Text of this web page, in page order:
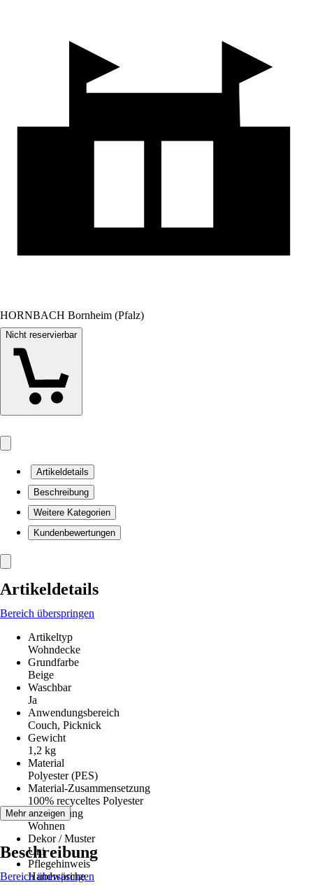
HORNBACH Bornheim (Pfalz)
Nicht reservierbar
Artikeldetails
Beschreibung
Weitere Kategorien
Kundenbewertungen
Artikeldetails
Bereich überspringen
Artikeltyp
Wohndecke
Grundfarbe
Beige
Waschbar
Ja
Anwendungsbereich
Couch, Picknick
Gewicht
1,2 kg
Material
Polyester (PES)
Material-Zusammensetzung
100% recyceltes Polyester
Anwendung
Wohnen
Dekor / Muster
Uni
Pflegehinweis
Handwäsche
Mehr anzeigen
Beschreibung
Bereich überspringen